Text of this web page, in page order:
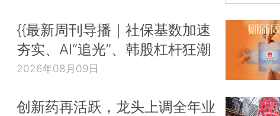
{{最新周刊导播｜社保基数加速
夯实、AI“追光”、韩股杠杆狂潮
2026年08月09日
创新药再活跃，龙头上调全年业